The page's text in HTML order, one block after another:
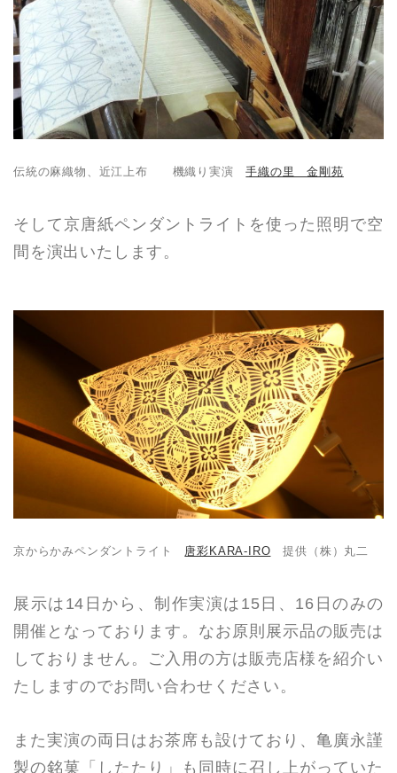
伝統の麻織物、近江上布 機織り実演手織の里 金剛苑
そして京唐紙ペンダントライトを使った照明で空
間を演出いたします。
京からかみペンダントライト 唐彩KARA-IRO 提供（株）丸二
展示は14日から、制作実演は15日、16日のみの
開催となっております。なお原則展示品の販売は
しておりません。ご入用の方は販売店様を紹介い
たしますのでお問い合わせください。
また実演の両日はお茶席も設けており、亀廣永謹
製の銘菓「したたり」も同時に召し上がっていた